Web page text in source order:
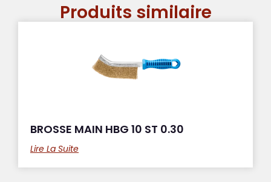
Produits similaire
BROSSE MAIN HBG 10 ST 0.30
Lire La Suite